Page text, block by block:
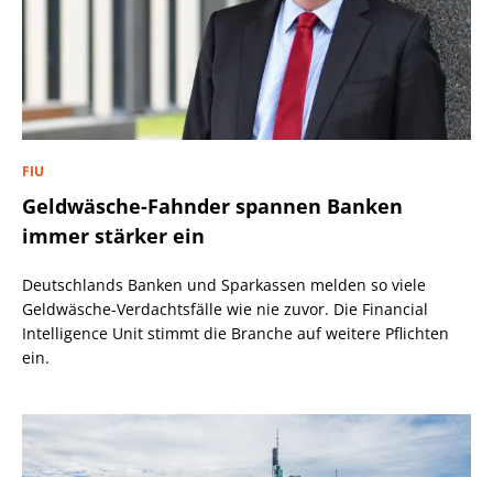
FIU
Geldwäsche-Fahnder spannen Banken
immer stärker ein
Deutschlands Banken und Sparkassen melden so viele
Geldwäsche-Verdachtsfälle wie nie zuvor. Die Financial
Intelligence Unit stimmt die Branche auf weitere Pflichten
ein.